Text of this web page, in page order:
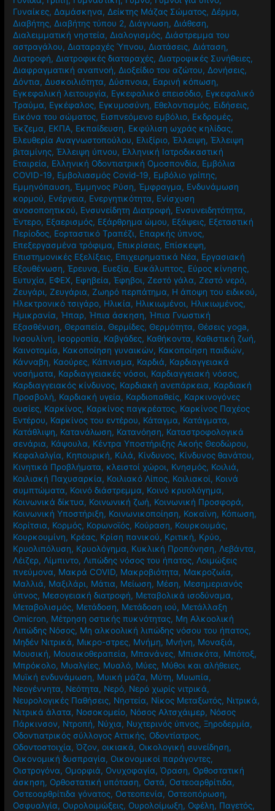
Γυναίκες, Δαμάσκηνα, Δείκτης Μάζας Σώματος, Δέρμα,
Διαβήτης, Διαβήτης τύπου 2, Διάγνωση, Διάθεση,
Διαλειμματική νηστεία, Διαλογισμός, Διάστρεμμα του
αστραγάλου, Διαταραχές Ύπνου, Διατάσεις, Διάταση,
Διατροφή, Διατροφικές διαταραχές, Διατροφικές Συνήθειες,
Διαφραγματική αναπνοή, Διοξείδιο του αζώτου, Δονήσεις,
Δόντια, Δυσκοιλιότητα, Δύσπνοια, Εαρινή κόπωση,
Εγκεφαλική λειτουργία, Εγκεφαλικό επεισόδιο, Εγκεφαλικό
Τραύμα, Εγκέφαλος, Εγκυμοσύνη, Εθελοντισμός, Ειδήσεις,
Εικόνα του σώματος, Εισπνεόμενο εμβόλιο, Εκδρομές,
Έκζεμα, ΕΚΠΑ, Εκπαίδευση, Εκφύλιση ωχράς κηλίδας,
Ελευθερία Αναγνωστοπούλου, Ελιξίριο,Έλλειψη,Έλλειψη
βιταμίνης,Έλλειψη ύπνου, Ελληνική Ιατροδικαστική
Εταιρεία, Ελληνική Οδοντιατρική Ομοσπονδία, Εμβόλια
COVID-19, Εμβολιασμός Covid-19, Εμβόλιο γρίπης,
Εμμηνόπαυση,Έμμηνος Ρύση,Έμφραγμα, Ενδυνάμωση
κορμού, Ενέργεια, Ενεργητικότητα, Ενίσχυση
ανοσοποητικού, Ενσυνείδητη Διατροφή, Ενσυνειδητότητα,
Έντερο, Εξαερισμός, Εξάρθρημα ώμου, Εξάψεις, Εξεταστική
Περίοδος, Εορταστικό Τραπέζι, Επαρκής ύπνος,
Επεξεργασμένα τρόφιμα, Επικρίσεις, Επίσκεψη,
Επιστημονικές Εξελίξεις, Επιχειρηματικά Νέα, Εργασιακή
Εξουθένωση,Έρευνα, Ευεξία, Ευκάλυπτος, Εύρος κίνησης,
Ευτυχία, ΕΦΕΧ, Εφηβεία,Έφηβοι,Ζεστό γάλα,Ζεστό νερό,
Ζευγάρι,Ζευγάρια,Ζωηρό περπάτημα, Η άποψη του ειδικού,
Ηλεκτρονικό τσιγάρο, Ηλικία, Ηλικιωμένοι, Ηλικιωμένος,
Ημικρανία, Ήπαρ, Ήπια άσκηση, Ήπια Γνωστική
Εξασθένιση, Θεραπεία, Θερμίδες, Θερμότητα, Θέσεις yoga,
Ινσουλίνη, Ισορροπία, Καβγάδες, Καθήκοντα, Καθιστική ζωή,
Καινοτομία, Κακοποίηση γυναικών, Κακοποίηση παιδιών,
Κάνναβη, Καούρες, Κάπνισμα, Καρδιά, Καρδιαγγειακά
νοσήματα, Καρδιαγγειακές νόσοι, Καρδιαγγειακή νόσος,
Καρδιαγγειακός κίνδυνος, Καρδιακή ανεπάρκεια, Καρδιακή
Προσβολή, Καρδιακή υγεία, Καρδιοπαθείς, Καρκινογόνες
ουσίες, Καρκίνος, Καρκίνος παγκρέατος, Καρκίνος Παχέος
Εντέρου, Καρκίνος του εντέρου, Κάταγμα, Κατάγματα,
Κατάθλιψη, Κατανάλωση, Κατανόηση, Καταστροφολογικά
σενάρια, Κάψουλα, Κέντρα Υποστήριξης Ακοής Θεοδώρου,
Κεφαλαλγία, Κηπουρική, Κιλά, Κίνδυνος, Κίνδυνος θανάτου,
Κινητικά Προβλήματα, κλειστοί χώροι, Κνησμός, Κοιλιά,
Κοιλιακή Παχυσαρκία, Κοιλιακό Λίπος, Κοιλιακοί, Κοινά
συμπτώματα, Κοινό διάστρεμμα, Κοινό κρυολόγημα,
Κοινωνικά δίκτυα, Κοινωνική ζωή, Κοινωνική Προσφορά,
Κοινωνική Υποστήριξη, Κοινωνικοποίηση, Κοκαϊνη, Κόπωση,
Κορίτσια, Κορμός, Κορωνοϊός, Κούραση, Κουρκουμάς,
Κουρκουμίνη, Κρέας, Κρίση πανικού, Κριτική, Κρύο,
Κρυολιπόλυση, Κρυολόγημα, Κυκλική Προπόνηση, Λεβάντα,
Λέιζερ, Λίμπιντο, Λιπώδης νόσος του ήπατος, Λοιμώξεις
πνεύμονα, Μακρά COVID, Μακροβιότητα, Μακροζωία,
Μαλλιά, Μαξιλάρι, Μάτια, Μείωση, Μέση, Μεσημεριανός
ύπνος, Μεσογειακή διατροφή, Μεταβολικά ισοδύναμα,
Μεταβολισμός, Μετάδοση, Μετάδοση ιού, Μετάλλαξη
Omicron, Μέτρηση οστικής πυκνότητας, Μη Αλκοολική
Λιπώδης Νόσος, Μη αλκοολική λιπώδης νόσου του ήπατος,
Μηδέν Νιτρικά, Μικρο-στρες, Μνήμη, Μνήνη, Μοναξιά,
Μουσική, Μουσικοθεραπεία, Μπανάνες, Μπισκότα, Μπότοξ,
Μπρόκολο, Μυαλγίες, Μυαλό, Μύες, Μύθοι και αλήθειες,
Μυϊκή ενδυνάμωση, Μυική μάζα, Μύτη, Μυωπία,
Νεογέννητα, Νεότητα, Νερό, Νερό χωρίς νιτρικά,
Νευρολογικές Παθήσεις, Νηστεία, Νίκος Μεταξωτός, Νιτρικά,
Νιτρικά άλατα, Νοσοκομείο, Νόσος Αλτσχάιμερ, Νόσος
Πάρκινσον, Ντροπή, Νύχια, Νυχτερινός ύπνος,Ξηροδερμία,
Οδοντιατρικός σύλλογος Αττικής, Οδοντίατρος,
Οδοντοστοιχία,Όζον,οικιακά, Οικολογική συνείδηση,
Οικονομική δυσπραγία, Οικονομικοί παράγοντες,
Οιστρογόνα, Ομορφιά, Ονυχοφαγία,Όραση, Ορθοστατική
άσκηση, Ορθοστατική υπόταση, Οστά, Οστεοαρθρίτιδα,
Οστεοαρθρίτιδα γόνατος, Οστεοπενία, Οστεοπόρωση,
Οσφυαλγία, Ουρολοιμώξεις, Ουρολοίμωξη, Οφέλη, Παγετός,